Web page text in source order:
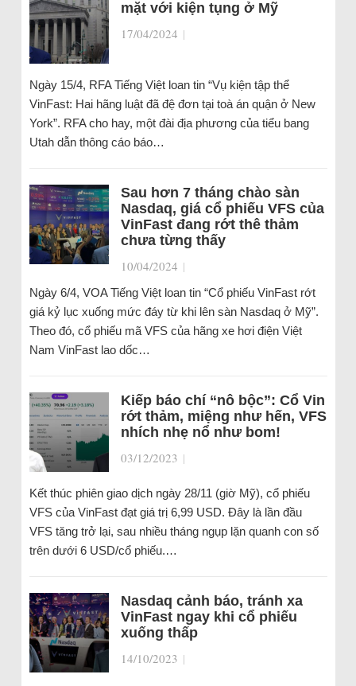
mặt với kiện tụng ở Mỹ
17/04/2024 |
Ngày 15/4, RFA Tiếng Việt loan tin “Vụ kiện tập thể
VinFast: Hai hãng luật đã đệ đơn tại toà án quận ở New
York”. RFA cho hay, một đài địa phương của tiểu bang
Utah dẫn thông cáo báo…
Sau hơn 7 tháng chào sàn
Nasdaq, giá cổ phiếu VFS của
VinFast đang rớt thê thảm
chưa từng thấy
10/04/2024 |
Ngày 6/4, VOA Tiếng Việt loan tin “Cổ phiếu VinFast rớt
giá kỷ lục xuống mức đáy từ khi lên sàn Nasdaq ở Mỹ”.
Theo đó, cổ phiếu mã VFS của hãng xe hơi điện Việt
Nam VinFast lao dốc…
Kiếp báo chí “nô bộc”: Cổ Vin
rớt thảm, miệng như hến, VFS
nhích nhẹ nổ như bom!
03/12/2023 |
Kết thúc phiên giao dịch ngày 28/11 (giờ Mỹ), cổ phiếu
VFS của VinFast đạt giá trị 6,99 USD. Đây là lần đầu
VFS tăng trở lại, sau nhiều tháng ngụp lặn quanh con số
trên dưới 6 USD/cổ phiếu.…
Nasdaq cảnh báo, tránh xa
VinFast ngay khi cổ phiếu
xuống thấp
14/10/2023 |